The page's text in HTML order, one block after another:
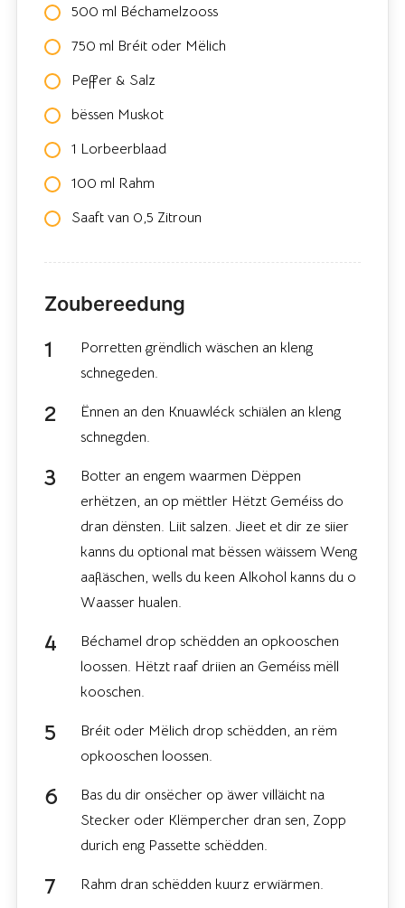
500 ml Béchamelzooss
750 ml Bréit oder Mëlich
Peffer & Salz
bëssen Muskot
1 Lorbeerblaad
100 ml Rahm
Saaft van 0,5 Zitroun
Zoubereedung
Porretten grëndlich wäschen an kleng
schnegeden.
Ënnen an den Knuawléck schiälen an kleng
schnegden.
Botter an engem waarmen Dëppen
erhëtzen, an op mëttler Hëtzt Geméiss do
dran dënsten. Liit salzen. Jieet et dir ze siier
kanns du optional mat bëssen wäissem Weng
aafläschen, wells du keen Alkohol kanns du o
Waasser hualen.
Béchamel drop schëdden an opkooschen
loossen. Hëtzt raaf driien an Geméiss mëll
kooschen.
Bréit oder Mëlich drop schëdden, an rëm
opkooschen loossen.
Bas du dir onsëcher op äwer villäicht na
Stecker oder Klëmpercher dran sen, Zopp
durich eng Passette schëdden.
Rahm dran schëdden kuurz erwiärmen.